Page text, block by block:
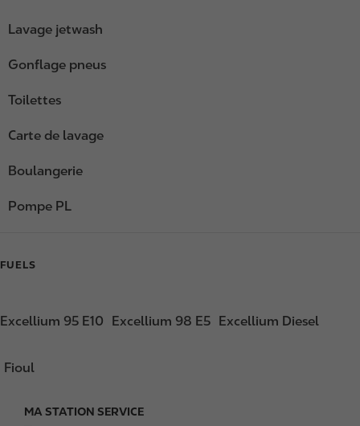
Lavage jetwash
Gonflage pneus
Toilettes
Carte de lavage
Boulangerie
Pompe PL
FUELS
Excellium 95 E10 Excellium 98 E5 Excellium Diesel
Fioul
F
MA STATION SERVICE